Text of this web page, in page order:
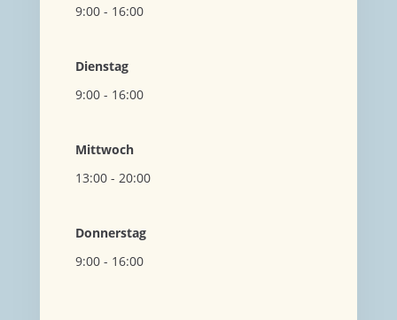
9:00 - 16:00
Dienstag
9:00 - 16:00
Mittwoch
13:00 - 20:00
Donnerstag
9:00 - 16:00